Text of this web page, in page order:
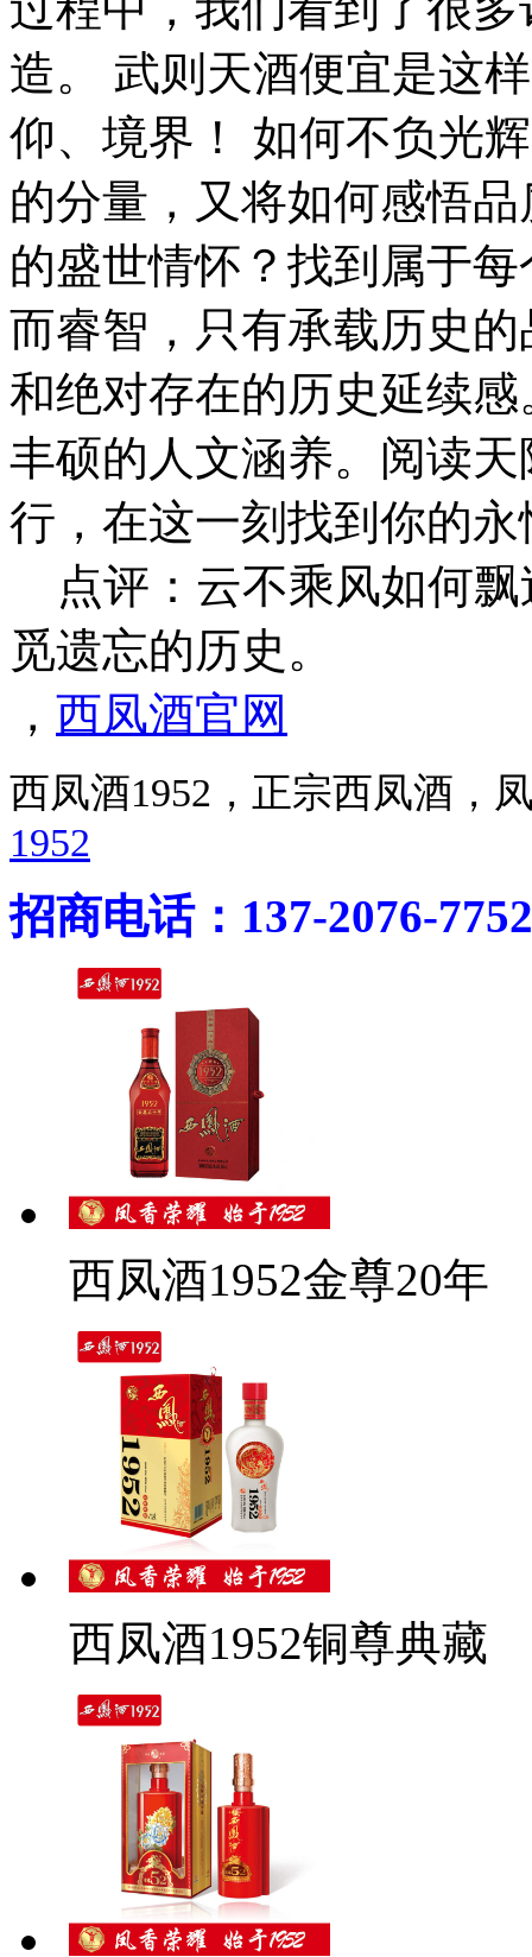
造。 武则天酒便宜是这
仰、境界！ 如何不负光
的分量，又将如何感悟
的盛世情怀？找到属于
而睿智，只有承载历史
和绝对存在的历史延续
丰硕的人文涵养。阅读
行，在这一刻找到你的永
点评：云不乘风如何飘
觅遗忘的历史。
， 西凤酒官网
西凤酒1952，正宗西凤酒
1952
招商电话：137-2076-7752
西凤酒1952金尊20年
西凤酒1952铜尊典藏